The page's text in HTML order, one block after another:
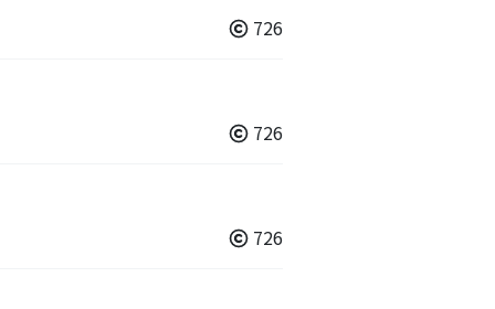
726
726
726